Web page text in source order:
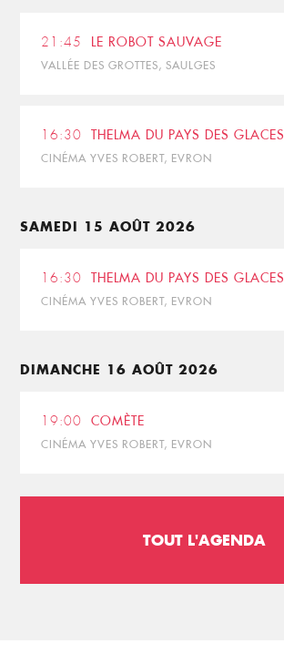
21:45 LE ROBOT SAUVAGE
VALLÉE DES GROTTES, SAULGES
16:30 THELMA DU PAYS DES GLACES
CINÉMA YVES ROBERT, EVRON
SAMEDI 15 AOÛT 2026
16:30 THELMA DU PAYS DES GLACES
CINÉMA YVES ROBERT, EVRON
DIMANCHE 16 AOÛT 2026
19:00 COMÈTE
CINÉMA YVES ROBERT, EVRON
TOUT L'AGENDA